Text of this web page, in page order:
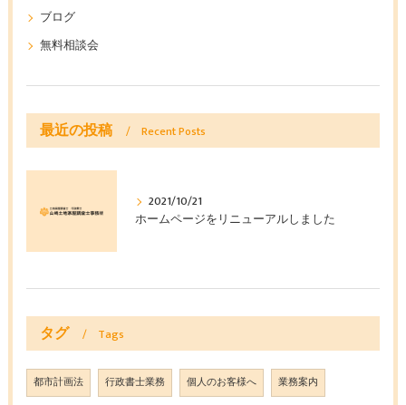
ブログ
無料相談会
最近の投稿 Recent Posts
2021/10/21
ホームページをリニューアルしました
タグ Tags
都市計画法 行政書士業務 個人のお客様へ 業務案内